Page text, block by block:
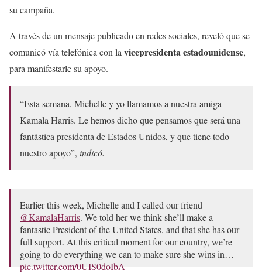
su campaña.
A través de un mensaje publicado en redes sociales, reveló que se
comunicó vía telefónica con la vicepresidenta estadounidense,
para manifestarle su apoyo.
“Esta semana, Michelle y yo llamamos a nuestra amiga
Kamala Harris. Le hemos dicho que pensamos que será una
fantástica presidenta de Estados Unidos, y que tiene todo
nuestro apoyo”, indicó.
Earlier this week, Michelle and I called our friend
@KamalaHarris. We told her we think she’ll make a
fantastic President of the United States, and that she has our
full support. At this critical moment for our country, we’re
going to do everything we can to make sure she wins in…
pic.twitter.com/0UIS0doIbA